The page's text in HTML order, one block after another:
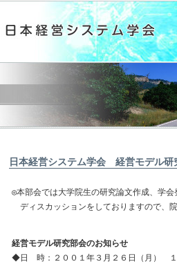
日本経営システム学会 経営モデル研
◎本部会では大学院生の研究論文作成、学
ディスカッションをしておりますので、
経営モデル研究部会のお知らせ
◆日 時：２００１年３月２６日（月） １